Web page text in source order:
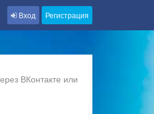
Вход Регистрация
ВКонтакте или